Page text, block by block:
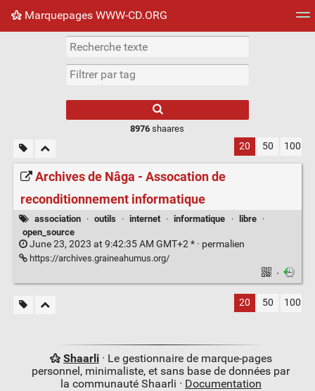
Marquepages WWW-CD.ORG
Nuage de tags Mur d'images
8976 shaares
20 50 100
Archives de Nâga - Assocation de
reconditionnement informatique
association · outils · internet · informatique · libre
·
open_source
June 23, 2023 at 9:42:35 AM GMT+2 * · permalien
https://archives.graineahumus.org/
·
20 50 100
Shaarli· Le gestionnaire de marque-pages
personnel, minimaliste, et sans base de données par
la communauté Shaarli · Documentation